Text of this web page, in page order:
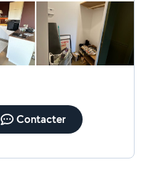
urgent ? Je suis
miroir dans du placo ,
menuiseries . Thibault
Je le
Contacter